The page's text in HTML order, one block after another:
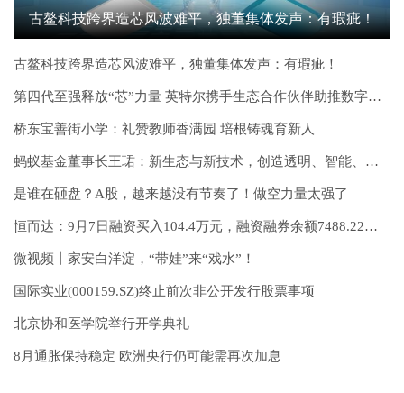
古鳌科技跨界造芯风波难平，独董集体发声：有瑕疵！
古鳌科技跨界造芯风波难平，独董集体发声：有瑕疵！
第四代至强释放“芯”力量 英特尔携手生态合作伙伴助推数字转型
桥东宝善街小学：礼赞教师香满园 培根铸魂育新人
蚂蚁基金董事长王珺：新生态与新技术，创造透明、智能、普惠、温暖四大新体验
是谁在砸盘？A股，越来越没有节奏了！做空力量太强了
恒而达：9月7日融资买入104.4万元，融资融券余额7488.22万元
微视频丨家安白洋淀，“带娃”来“戏水”！
国际实业(000159.SZ)终止前次非公开发行股票事项
北京协和医学院举行开学典礼
8月通胀保持稳定 欧洲央行仍可能需再次加息